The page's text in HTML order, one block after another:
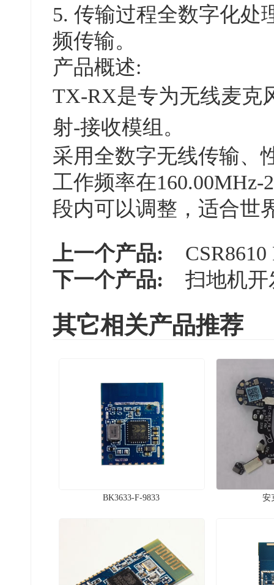
5. 传输过程全数字化处
频传输。
产品概述:
TX-RX是专为无线麦克
射-接收模组。
采用全数字无线传输、
工作频率在160.00MHz-
段内可以调整，适合世
上一个产品:
下一个产品:
扫地机开
其它相关产品推荐
BK3633-F-9833 安